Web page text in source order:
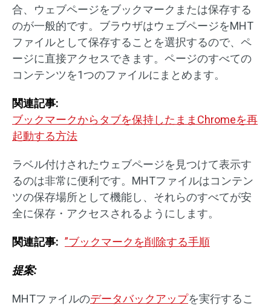
合、ウェブページをブックマークまたは保存する
のが一般的です。ブラウザはウェブページをMHT
ファイルとして保存することを選択するので、ペ
ージに直接アクセスできます。ページのすべての
コンテンツを1つのファイルにまとめます。
関連記事:
ブックマークからタブを保持したままChromeを再
起動する方法
ラベル付けされたウェブページを見つけて表示す
るのは非常に便利です。MHTファイルはコンテン
ツの保存場所として機能し、それらのすべてが安
全に保存・アクセスされるようにします。
関連記事: ”ブックマークを削除する手順
提案:
MHTファイルのデータバックアップを実行するこ